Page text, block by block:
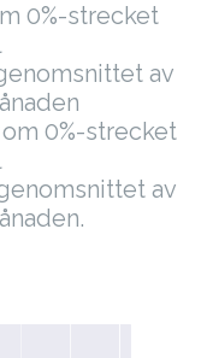
0%-strecket
av
0%-strecket
av